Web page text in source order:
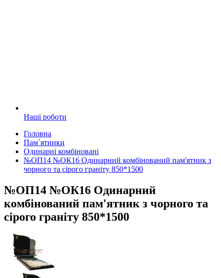
Наші роботи
Головна
Пам`ятники
Одинарні комбіновані
№ОП14 №ОК16 Одинарний комбінований пам'ятник з
чорного та сірого граніту 850*1500
№ОП14 №ОК16 Одинарний
комбінований пам'ятник з чорного та
сірого граніту 850*1500